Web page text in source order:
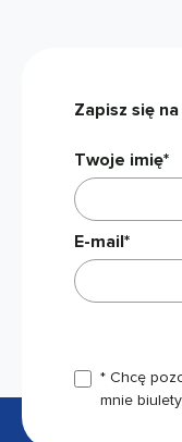
Zapisz się
Twoje imię*
E-mail*
* Chcę
mnie